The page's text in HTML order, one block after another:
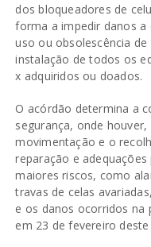
dos bloqueadores de
forma a impedir danos a
uso ou obsolescência
instalação de todos os
x adquiridos ou doados.
O acórdão determina a
segurança, onde
movimentação e o
reparação e
maiores riscos, como
travas de celas
e os danos ocorridos na
em 23 de fevereiro deste